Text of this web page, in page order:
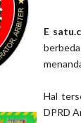
E
Hal
DPRD